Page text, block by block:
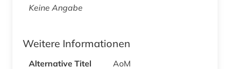
Keine Angabe
Weitere Informationen
Alternative Titel AoM